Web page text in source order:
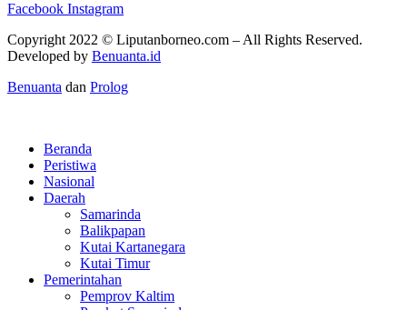
Facebook Instagram
Copyright 2022 © Liputanborneo.com – All Rights Reserved.
Developed by Benuanta.id
Benuanta dan Prolog
Beranda
Peristiwa
Nasional
Daerah
Samarinda
Balikpapan
Kutai Kartanegara
Kutai Timur
Pemerintahan
Pemprov Kaltim